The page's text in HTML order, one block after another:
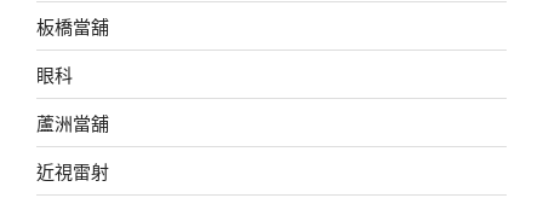
板橋當舖
眼科
蘆洲當舖
近視雷射